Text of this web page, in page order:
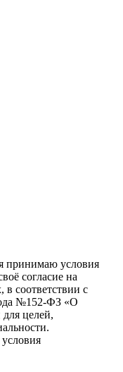
принимаю условия
согласие на
соответствии с
№152-ФЗ «О
целей,